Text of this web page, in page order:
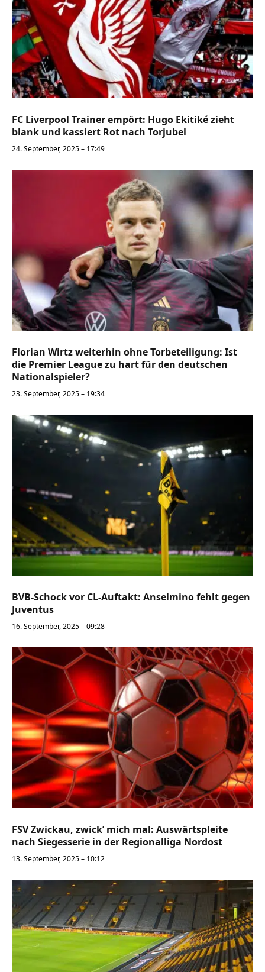
FC Liverpool Trainer empört: Hugo Ekitiké zieht
blank und kassiert Rot nach Torjubel
24. September, 2025 – 17:49
Florian Wirtz weiterhin ohne Torbeteiligung: Ist
die Premier League zu hart für den deutschen
Nationalspieler?
23. September, 2025 – 19:34
BVB-Schock vor CL-Auftakt: Anselmino fehlt gegen
Juventus
16. September, 2025 – 09:28
FSV Zwickau, zwick’ mich mal: Auswärtspleite
nach Siegesserie in der Regionalliga Nordost
13. September, 2025 – 10:12